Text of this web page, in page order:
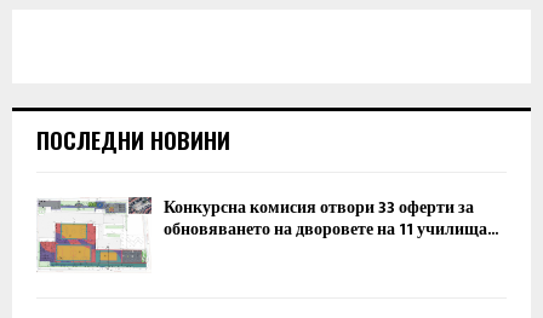
ПОСЛЕДНИ НОВИНИ
Конкурсна комисия отвори 33 оферти за
обновяването на дворовете на 11 училища...